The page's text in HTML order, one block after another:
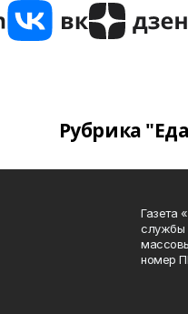
Рубрика
Газета
службы
номер